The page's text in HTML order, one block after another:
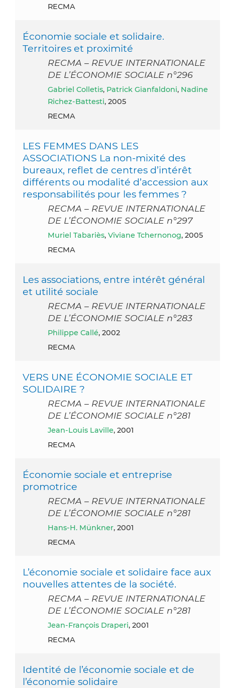
RECMA
Économie sociale et solidaire.
Territoires et proximité
RECMA – REVUE INTERNATIONALE
DE L’ÉCONOMIE SOCIALE n°296
Gabriel Colletis, Patrick Gianfaldoni, Nadine
Richez-Battesti, 2005
RECMA
LES FEMMES DANS LES
ASSOCIATIONS La non-mixité des
bureaux, reflet de centres d’intérêt
différents ou modalité d’accession aux
responsabilités pour les femmes ?
RECMA – REVUE INTERNATIONALE
DE L’ÉCONOMIE SOCIALE n°297
Muriel Tabariès, Viviane Tchernonog, 2005
RECMA
Les associations, entre intérêt général
et utilité sociale
RECMA – REVUE INTERNATIONALE
DE L’ÉCONOMIE SOCIALE n°283
Philippe Callé, 2002
RECMA
VERS UNE ÉCONOMIE SOCIALE ET
SOLIDAIRE ?
RECMA – REVUE INTERNATIONALE
DE L’ÉCONOMIE SOCIALE n°281
Jean-Louis Laville, 2001
RECMA
Économie sociale et entreprise
promotrice
RECMA – REVUE INTERNATIONALE
DE L’ÉCONOMIE SOCIALE n°281
Hans-H. Münkner, 2001
RECMA
L’économie sociale et solidaire face aux
nouvelles attentes de la société.
RECMA – REVUE INTERNATIONALE
DE L’ÉCONOMIE SOCIALE n°281
Jean-François Draperi, 2001
RECMA
Identité de l’économie sociale et de
l’économie solidaire